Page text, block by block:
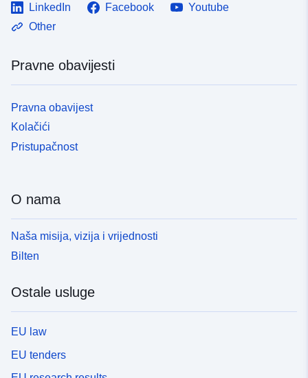
LinkedIn Facebook
Youtube
Other
Pravne obavijesti
Pravna obavijest
Kolačići
Pristupačnost
O nama
Naša misija, vizija i vrijednosti
Bilten
Ostale usluge
EU law
EU tenders